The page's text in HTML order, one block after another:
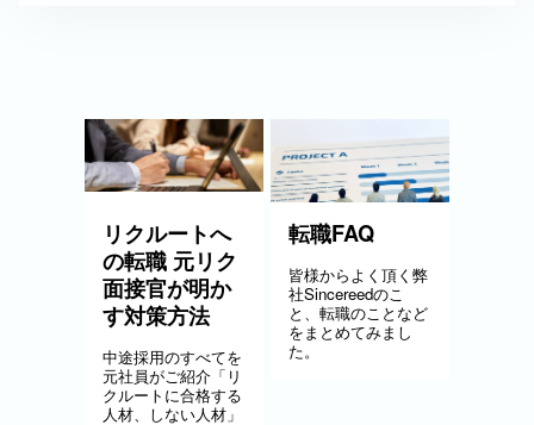
リクルートへ
の転職 元リク
面接官が明か
す対策方法
中途採用のすべてを
元社員がご紹介「リ
クルートに合格する
人材、しない人材」
転職FAQ
皆様からよく頂く弊
社Sincereedのこ
と、転職のことなど
をまとめてみまし
た。